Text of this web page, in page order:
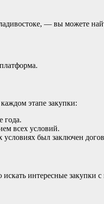
— вы можете
этапе закупки:
года.
всех условий.
был заключен
интересные закупки